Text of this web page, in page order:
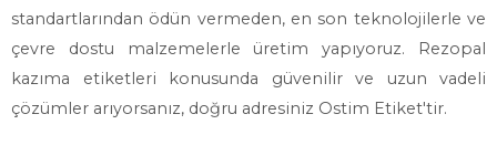
standartlarından ödün vermeden, en son teknolojilerle ve
çevre dostu malzemelerle üretim yapıyoruz. Rezopal
kazıma etiketleri konusunda güvenilir ve uzun vadeli
çözümler arıyorsanız, doğru adresiniz Ostim Etiket'tir.